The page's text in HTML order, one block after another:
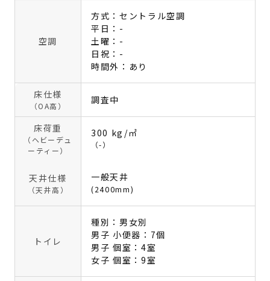
空調
方式：セントラル空調
平日：-
土曜：-
日祝：-
時間外：あり
床仕様
（OA高）
調査中
床荷重
（ヘビーデュ
ーティー）
300 kg/㎡
（-）
天井仕様
（天井高）
一般天井
(2400mm)
トイレ
種別：男女別
男子 小便器：7個
男子 個室：4室
女子 個室：9室